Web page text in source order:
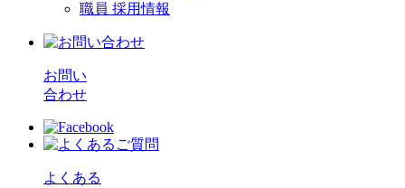
職員 採用情報
お問い
合わせ
よくある